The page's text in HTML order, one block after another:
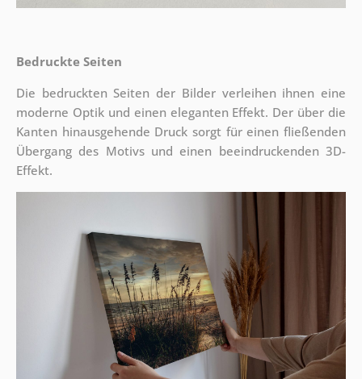
Bedruckte Seiten
Die bedruckten Seiten der Bilder verleihen ihnen eine
moderne Optik und einen eleganten Effekt. Der über die
Kanten hinausgehende Druck sorgt für einen fließenden
Übergang des Motivs und einen beeindruckenden 3D-
Effekt.